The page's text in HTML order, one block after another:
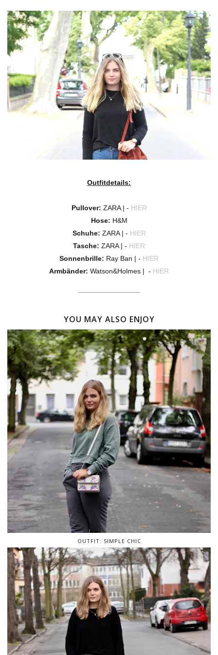
Outfitdetails:
Pullover: ZARA | - HIER
Hose: H&M
Schuhe: ZARA | - HIER
Tasche: ZARA | - HIER
Sonnenbrille: Ray Ban | - HIER
Armbänder: Watson&Holmes | - HIER
YOU MAY ALSO ENJOY
OUTFIT: SIMPLE CHIC